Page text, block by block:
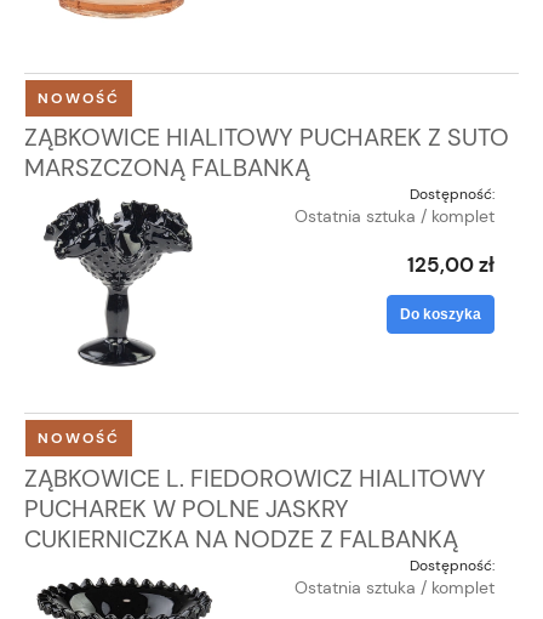
ZĄBKOWICE HIALITOWY PUCHAREK Z SUTO
MARSZCZONĄ FALBANKĄ
Dostępność:
Ostatnia sztuka / komplet
125,00 zł
Do koszyka
NOWOŚĆ
ZĄBKOWICE L. FIEDOROWICZ HIALITOWY
PUCHAREK W POLNE JASKRY
CUKIERNICZKA NA NODZE Z FALBANKĄ
Dostępność:
Ostatnia sztuka / komplet
NOWOŚĆ